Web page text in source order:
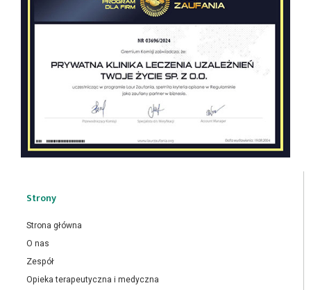
Strony
Strona główna
O nas
Zespół
Opieka terapeutyczna i medyczna